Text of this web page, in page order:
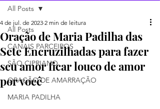
All Posts
CANAIS PARCEIROS
SÃO CIPRIANO
ORAÇÃO DE AMARRAÇÃO
MARIA PADILHA
All Posts
Oração de Maria Padilha das
Sete Encruzilhadas para fazer
seu amor ficar louco de amor
por você
4 de jul. de 2023 2 min de leitura